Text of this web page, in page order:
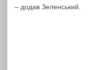
– додав Зеленський.